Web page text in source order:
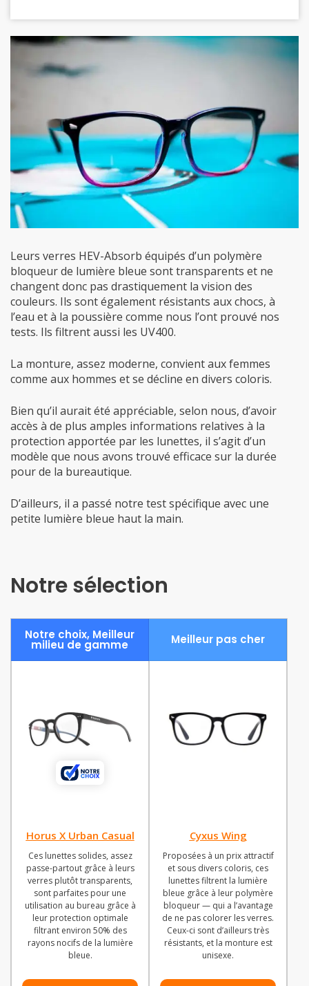
Leurs verres HEV-Absorb équipés d’un polymère
bloqueur de lumière bleue sont transparents et ne
changent donc pas drastiquement la vision des
couleurs. Ils sont également résistants aux chocs, à
l’eau et à la poussière comme nous l’ont prouvé nos
tests. Ils filtrent aussi les UV400.
La monture, assez moderne, convient aux femmes
comme aux hommes et se décline en divers coloris.
Bien qu’il aurait été appréciable, selon nous, d’avoir
accès à de plus amples informations relatives à la
protection apportée par les lunettes, il s’agit d’un
modèle que nous avons trouvé efficace sur la durée
pour de la bureautique.
D’ailleurs, il a passé notre test spécifique avec une
petite lumière bleue haut la main.
Notre sélection
Notre choix, Meilleur
milieu de gamme Meilleur pas cher
Horus X Urban Casual Cyxus Wing
Ces lunettes solides, assez
passe-partout grâce à leurs
verres plutôt transparents,
sont parfaites pour une
utilisation au bureau grâce à
leur protection optimale
filtrant environ 50% des
rayons nocifs de la lumière
bleue.
Proposées à un prix attractif
et sous divers coloris, ces
lunettes filtrent la lumière
bleue grâce à leur polymère
bloqueur — qui a l’avantage
de ne pas colorer les verres.
Ceux-ci sont d’ailleurs très
résistants, et la monture est
unisexe.